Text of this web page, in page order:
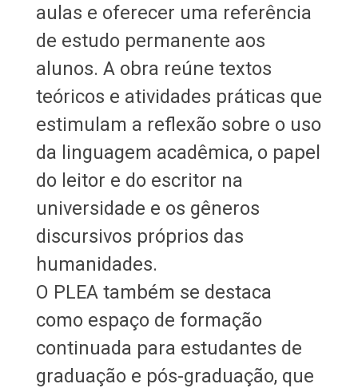
aulas e oferecer uma referência
de estudo permanente aos
alunos. A obra reúne textos
teóricos e atividades práticas que
estimulam a reflexão sobre o uso
da linguagem acadêmica, o papel
do leitor e do escritor na
universidade e os gêneros
discursivos próprios das
humanidades.
O PLEA também se destaca
como espaço de formação
continuada para estudantes de
graduação e pós-graduação, que